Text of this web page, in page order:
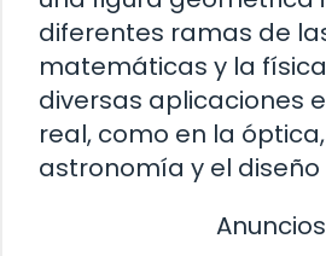
diferentes ramas de
matemáticas y la
diversas aplicaciones
real, como en la
astronomía y el
Anuncios